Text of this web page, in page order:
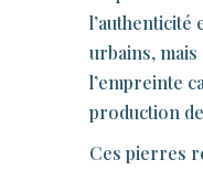
l’authenticité
urbains,
l’empreinte
production
Ces pierres